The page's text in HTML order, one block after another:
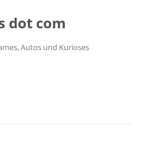
dot com
Autos und Kurioses